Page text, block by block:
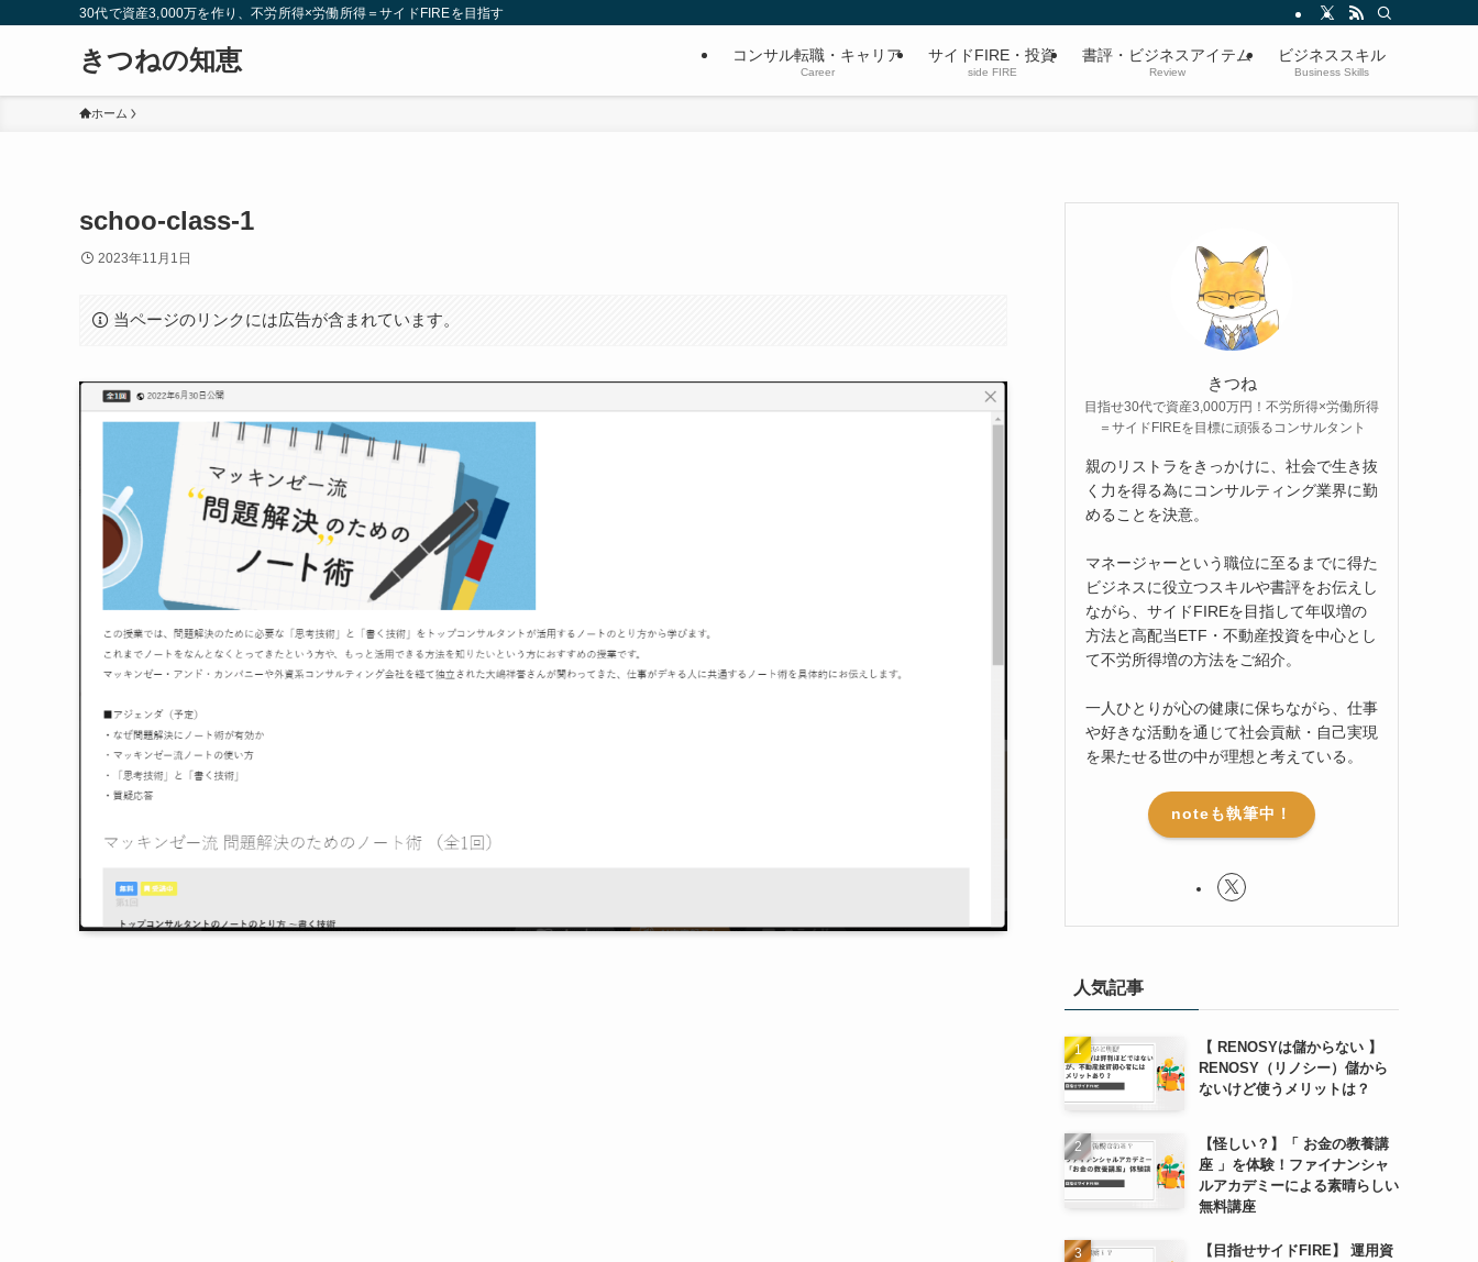
30代で資産3,000万を作り、不労所得×労働所得＝サイドFIREを目指す
きつねの知恵 コンサル転職・キャリア
Career
サイドFIRE・投資
side FIRE
書評・ビジネスアイテム
Review
ビジネススキル
Business Skills
ホーム
schoo-class-1
2023年11月1日
当ページのリンクには広告が含まれています。
きつね
目指せ30代で資産3,000万円！不労所得×労働所得
＝サイドFIREを目標に頑張るコンサルタント
親のリストラをきっかけに、社会で生き抜
く力を得る為にコンサルティング業界に勤
めることを決意。
マネージャーという職位に至るまでに得た
ビジネスに役立つスキルや書評をお伝えし
ながら、サイドFIREを目指して年収増の
方法と高配当ETF・不動産投資を中心とし
て不労所得増の方法をご紹介。
一人ひとりが心の健康に保ちながら、仕事
や好きな活動を通じて社会貢献・自己実現
を果たせる世の中が理想と考えている。
noteも執筆中！
人気記事
【 RENOSYは儲からない 】
RENOSY（リノシー）儲から
ないけど使うメリットは？
【怪しい？】「 お金の教養講
座 」を体験！ファイナンシャ
ルアカデミーによる素晴らしい
無料講座
【目指せサイドFIRE】 運用資